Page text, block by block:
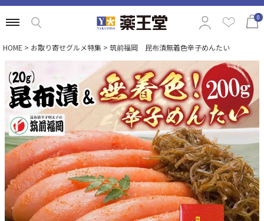
0
特集から選ぶ
商品の価格から選ぶ
定番ギフトから選ぶ
相手別のおすすめギフトから選ぶ
HOME お取り寄せグルメ特集 筑前福岡 昆布漬無着色辛子めんたい